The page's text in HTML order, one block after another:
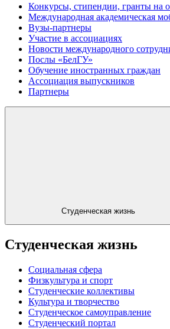
Конкурсы, стипендии, гранты на
Международная академическая
Вузы-партнеры
Участие в ассоциациях
Новости международного
Послы «БелГУ»
Обучение иностранных граждан
Ассоциация выпускников
Партнеры
Студенческая жизнь
Студенческая жизнь
Социальная сфера
Физкультура и спорт
Студенческие коллективы
Культура и творчество
Студенческое самоуправление
Студенческий портал